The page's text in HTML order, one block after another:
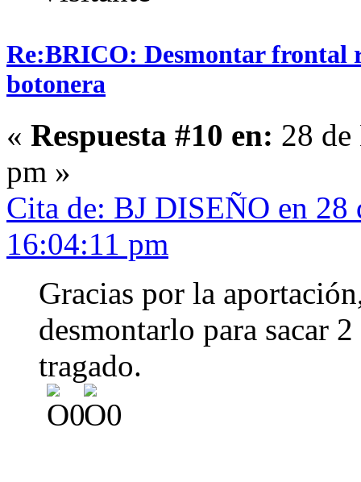
Re:BRICO: Desmontar frontal
botonera
« Respuesta #10 en: 28
pm »
Cita de: BJ DISEÑO en 28
16:04:11 pm
Gracias por la
desmontarlo para sacar
tragado.